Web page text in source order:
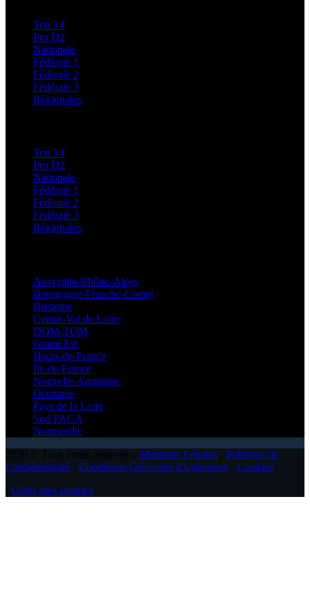
Top 14
Pro D2
Nationale
Fédérale 1
Fédérale 2
Fédérale 3
Régionales
Top 14
Pro D2
Nationale
Fédérale 1
Fédérale 2
Fédérale 3
Régionales
Auvergne-Rhône-Alpes
Bourgogne-Franche-Comté
Bretagne
Centre-Val de Loire
DOM-TOM
Grand Est
Hauts-de-France
Île-de-France
Nouvelle-Aquitaine
Occitanie
Pays de la Loire
Sud PACA
Normandie
Mentions Légales
Politique de
Confidentialité
Conditions Générales d'Utilisation
Cookies
Gérer mes cookies